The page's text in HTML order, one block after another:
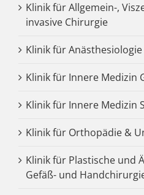
Klinik für Allgemein-,
invasive Chirurgie
Klinik für
Klinik für Innere Medizin
Klinik für Innere Medizin
Klinik für Orthopädie &
Klinik für Plastische und
Gefäß- und